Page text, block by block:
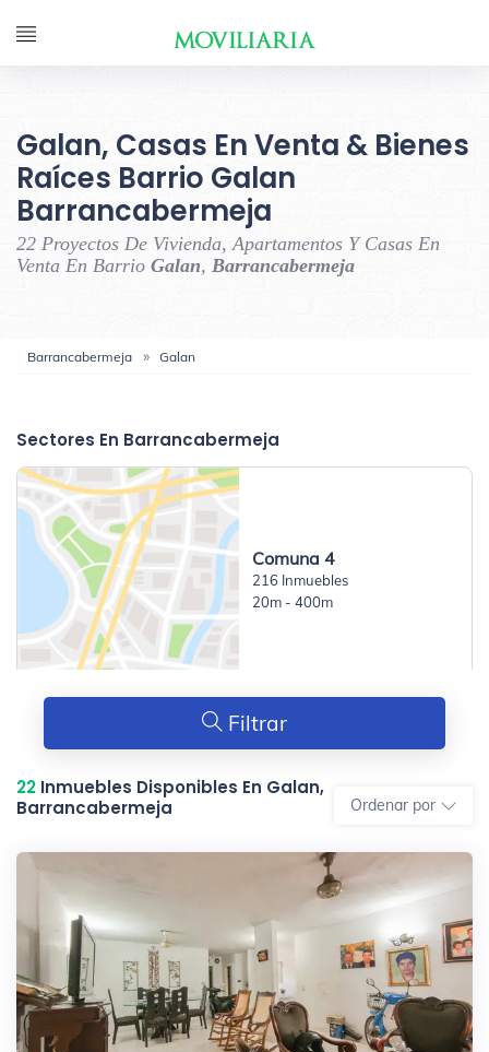
Galan, Casas En Venta & Bienes
Raíces Barrio Galan
Barrancabermeja
22 Proyectos De Vivienda, Apartamentos Y Casas En
Venta En Barrio Galan, Barrancabermeja
Barrancabermeja Galan
Sectores En Barrancabermeja
Comuna 4
216 Inmuebles
20m - 400m
Filtrar
22 Inmuebles Disponibles En Galan,
Barrancabermeja
Ordenar por